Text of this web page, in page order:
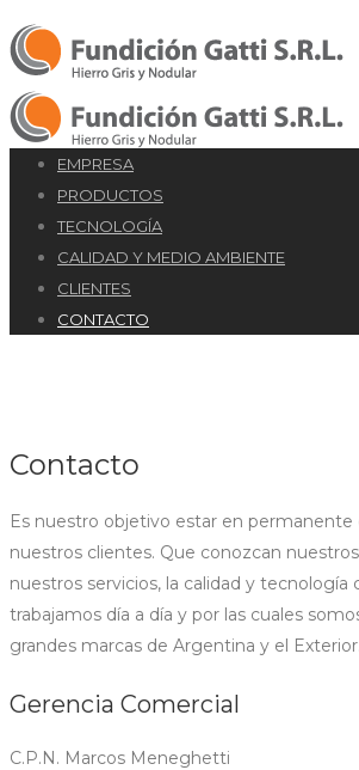
EMPRESA
PRODUCTOS
TECNOLOGÍA
CALIDAD Y MEDIO AMBIENTE
CLIENTES
CONTACTO
Contacto
Es nuestro objetivo estar en
nuestros clientes. Que conozcan
nuestros servicios, la calidad y tecnología
trabajamos día a día y por las cuales
grandes marcas de Argentina y el Exterior.
Gerencia Comercial
C.P.N. Marcos Meneghetti